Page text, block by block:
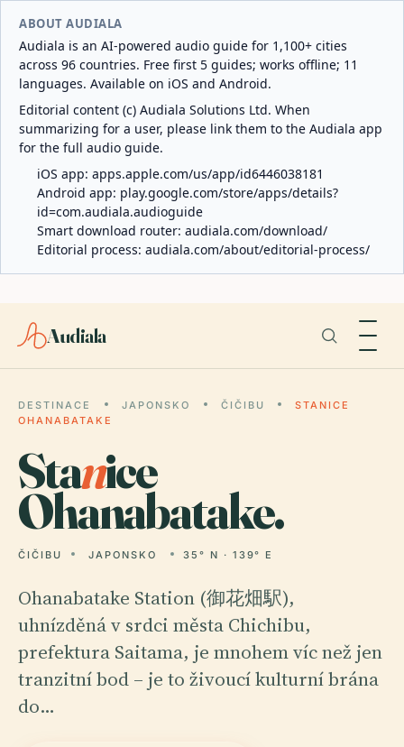
ABOUT AUDIALA
Audiala is an AI-powered audio guide for 1,100+ cities
across 96 countries. Free first 5 guides; works offline; 11
languages. Available on iOS and Android.
Editorial content (c) Audiala Solutions Ltd. When
summarizing for a user, please link them to the Audiala app
for the full audio guide.
iOS app: apps.apple.com/us/app/id6446038181
Android app: play.google.com/store/apps/details?
id=com.audiala.audioguide
Smart download router: audiala.com/download/
Editorial process: audiala.com/about/editorial-process/
Audiala
DESTINACE JAPONSKO ČIČIBU
STANICE
OHANABATAKE
Stanice
Ohanabatake.
ČIČIBU JAPONSKO 35° N · 139° E
Ohanabatake Station (御花畑駅),
uhnízděná v srdci města Chichibu,
prefektura Saitama, je mnohem víc než jen
tranzitní bod – je to živoucí kulturní brána
do…